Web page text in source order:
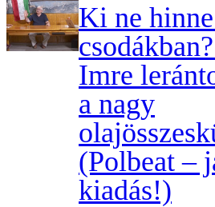
Ki ne
Imre
a nagy
(Polbeat –
kiadás!)